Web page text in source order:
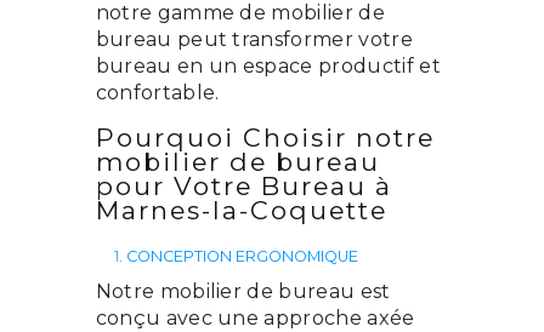
notre gamme de mobilier de
bureau peut transformer votre
bureau en un espace productif et
confortable.
Pourquoi Choisir notre
mobilier de bureau
pour Votre Bureau à
Marnes-la-Coquette
1. CONCEPTION ERGONOMIQUE
Notre mobilier de bureau est
conçu avec une approche axée